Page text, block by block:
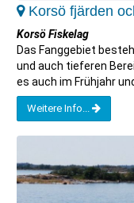
Korsö fjärden
Korsö Fiskelag
Das Fanggebiet
und auch tieferen
es auch im Frühjahr
Weitere Info...